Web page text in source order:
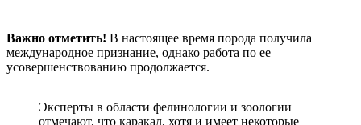
Важно отметить! В настоящее время порода получила
международное признание, однако работа по ее
усовершенствованию продолжается.
Эксперты в области фелинологии и зоологии
отмечают, что каракал, хотя и имеет некоторые